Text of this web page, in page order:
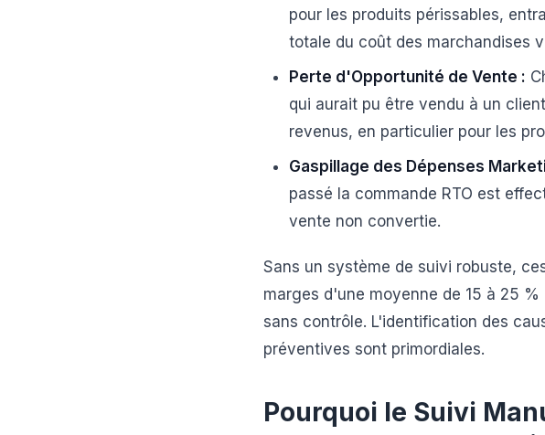
pour les produits périssables,
totale du coût des marchandises
Perte d'Opportunité de Vente :
qui aurait pu être vendu à un
revenus, en particulier pour les
Gaspillage des Dépenses
passé la commande RTO est
vente non convertie.
Sans un système de suivi robuste,
marges d'une moyenne de 15 à 25
sans contrôle. L'identification des
préventives sont primordiales.
Pourquoi le Suivi